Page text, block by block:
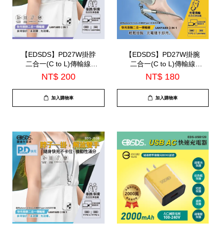
【EDSDS】PD27W掛脖
二合一(C to L)傳輸線
127cm(EDS-J940)
NT$ 200
加入購物車
【EDSDS】PD27W掛腕
二合一(C to L)傳輸線
37.5cm(EDS-J939)
NT$ 180
加入購物車